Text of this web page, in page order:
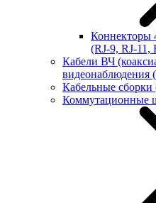
Коннекторы
(RJ-9, RJ-11,
Кабели ВЧ
видеонаблюдения
Кабельные сборки
Коммутационные